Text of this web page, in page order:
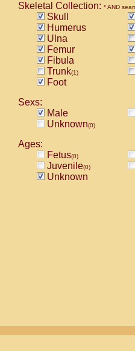
Skeletal Collection: * AND
Skull
Humerus
Ulna
Femur
Fibula
Trunk(1)
Foot
Sexs:
Male
Unknown(0)
Ages:
Fetus(0)
Juvenile(0)
Unknown